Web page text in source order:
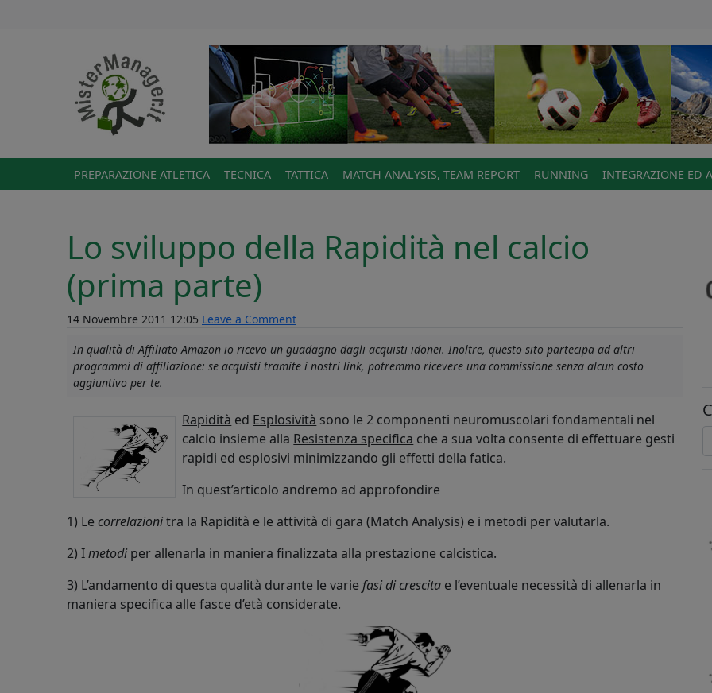
PREPARAZIONE ATLETICA TECNICA TATTICA MATCH ANALYSIS, TEAM REPORT RUNNING INTEGRAZIONE ED
Lo sviluppo della Rapidità nel calcio
(prima parte)
14 Novembre 2011 12:05 Leave a Comment
In qualità di Affiliato Amazon io ricevo un guadagno dagli acquisti idonei. Inoltre, questo sito partecipa ad altri
programmi di affiliazione: se acquisti tramite i nostri link, potremmo ricevere una commissione senza alcun costo
aggiuntivo per te.
Rapidità ed Esplosività sono le 2 componenti neuromuscolari fondamentali nel
calcio insieme alla Resistenza specifica che a sua volta consente di effettuare gesti
rapidi ed esplosivi minimizzando gli effetti della fatica.
In quest’articolo andremo ad approfondire
1) Le correlazionitra la Rapidità e le attività di gara (Match Analysis) e i metodi per valutarla.
2) Imetodi per allenarla in maniera finalizzata alla prestazione calcistica.
3) L’andamento di questa qualità durante le varie fasi di crescita e l’eventuale necessità di allenarla in
maniera specifica alle fasce d’età considerate.